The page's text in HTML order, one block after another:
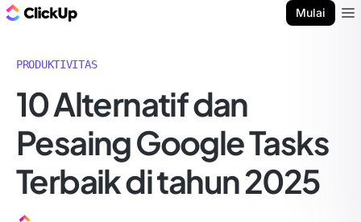
Mulai
PRODUKTIVITAS
10 Alternatif dan
Pesaing Google Tasks
Terbaik di tahun 2025